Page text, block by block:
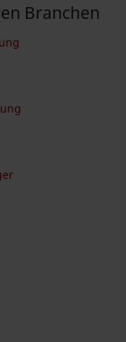
Branchen